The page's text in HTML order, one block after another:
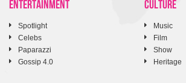
ENTERTAINMENT
Spotlight
Celebs
Paparazzi
Gossip 4.0
CULTURE
Music
Film
Show
Heritage